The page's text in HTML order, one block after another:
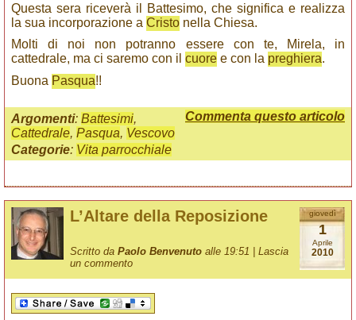
Questa sera riceverà il Battesimo, che significa e realizza
la sua incorporazione a Cristo nella Chiesa.
Molti di noi non potranno essere con te, Mirela, in
cattedrale, ma ci saremo con il cuore e con la preghiera.
Buona Pasqua!!
Commenta questo articolo
Argomenti: Battesimi,
Cattedrale, Pasqua, Vescovo
Categorie: Vita parrocchiale
giovedì
1
Aprile
2010
L’Altare della Reposizione
Scritto da Paolo Benvenuto alle 19:51 | Lascia
un commento